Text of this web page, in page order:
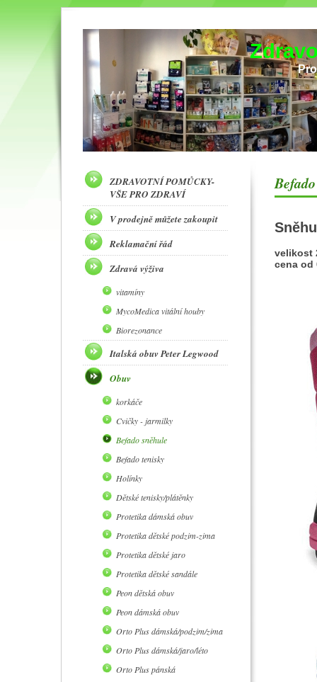
velikost
cena od
ZDRAVOTNÍ POMŮCKY-
VŠE PRO ZDRAVÍ
V prodejně můžete zakoupit
Reklamační řád
Zdravá výživa
vitamíny
MycoMedica vitální houby
Biorezonance
Italská obuv Peter Legwood
Obuv
korkáče
Cvičky - jarmilky
Befado sněhule
Befado tenisky
Holínky
Dětské tenisky/plátěnky
Protetika dámská obuv
Protetika dětské podzim-zima
Protetika dětské jaro
Protetika dětské sandále
Peon dětská obuv
Peon dámská obuv
Orto Plus dámská/podzim/zima
Orto Plus dámská/jaro/léto
Orto Plus pánská